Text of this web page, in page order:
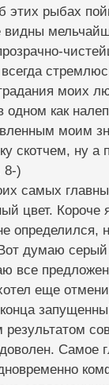
этих рыбах
моих
как
моим
скотчем, ну
8-)
самых
цвет.
определился,
думаю
все
еще
Самое